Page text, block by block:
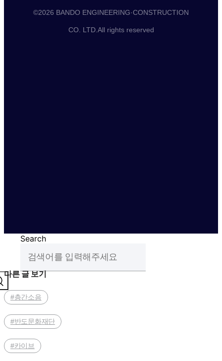
©2026 BANDO ENGINEERING·CONSTRUCTION
CO. LTD.All rights reserved
Search
다른 글 보기
#층간소음
#반도문화재단
#카이브